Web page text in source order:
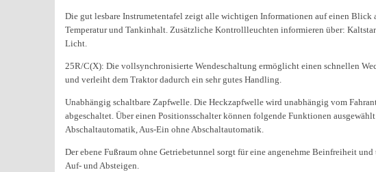
Die gut lesbare Instrumetentafel zeigt alle wichtigen Informationen auf einen Blick
Temperatur und Tankinhalt. Zusätzliche Kontrollleuchten informieren über:
Licht.
25R/C(X): Die vollsynchronisierte Wendeschaltung ermöglicht einen schnellen
und verleiht dem Traktor dadurch ein sehr gutes Handling.
Unabhängig schaltbare Zapfwelle. Die Heckzapfwelle wird unabhängig vom
abgeschaltet. Über einen Positionsschalter können folgende Funktionen
Abschaltautomatik, Aus-Ein ohne Abschaltautomatik.
Der ebene Fußraum ohne Getriebetunnel sorgt für eine angenehme Beinfreiheit
Auf- und Absteigen.